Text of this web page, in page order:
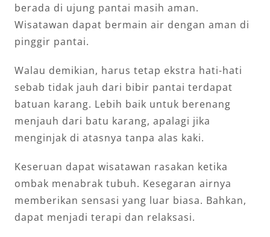
berada di ujung pantai masih aman.
Wisatawan dapat bermain air dengan aman di
pinggir pantai.
Walau demikian, harus tetap ekstra hati-hati
sebab tidak jauh dari bibir pantai terdapat
batuan karang. Lebih baik untuk berenang
menjauh dari batu karang, apalagi jika
menginjak di atasnya tanpa alas kaki.
Keseruan dapat wisatawan rasakan ketika
ombak menabrak tubuh. Kesegaran airnya
memberikan sensasi yang luar biasa. Bahkan,
dapat menjadi terapi dan relaksasi.